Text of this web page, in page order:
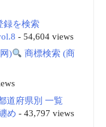
録を検索
- 54,604 views
)
商標検索 (商
道府県別 一覧
め - 43,797 views